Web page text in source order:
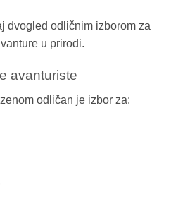
dvogled odličnim izborom za
u prirodi.
avanturiste
odličan je izbor za: